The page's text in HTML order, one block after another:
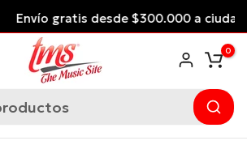
$300.000 a ciudades principales
*Aplican Condiciones*
0